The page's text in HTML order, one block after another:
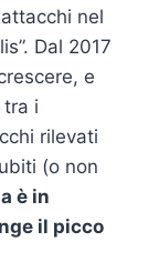
nel
Dal 2017
e
tra i
rilevati
(o non
è in
il picco